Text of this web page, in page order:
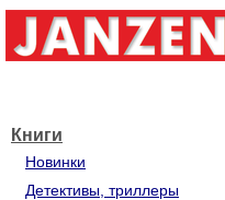
Книги
Новинки
Детективы, триллеры